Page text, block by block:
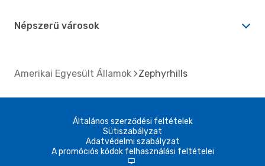
Népszerű városok
Amerikai Egyesült Államok Zephyrhills
Általános szerződési feltételek
Sütiszabályzat
Adatvédelmi szabályzat
A promóciós kódok felhasználási feltételei
d